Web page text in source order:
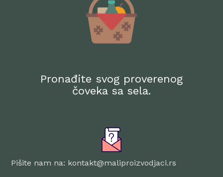
Pronađite svog proverenog
čoveka sa sela.
Pišite nam na: kontakt@maliproizvodjaci.rs